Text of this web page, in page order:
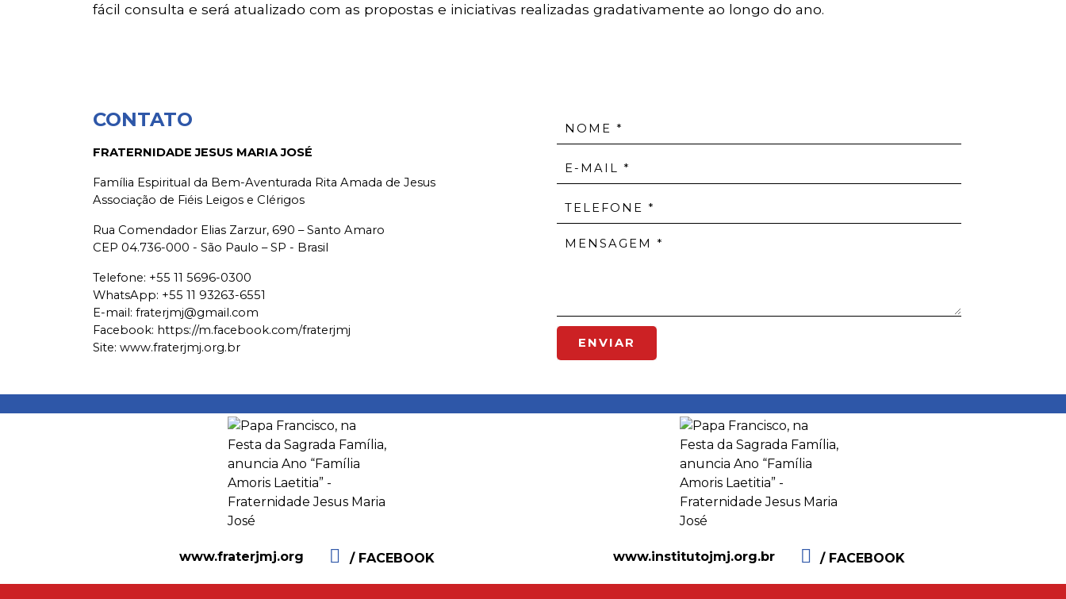
fácil consulta e será atualizado com as propostas e iniciativas realizadas gradativamente ao longo do ano.
CONTATO
FRATERNIDADE JESUS MARIA JOSÉ
Família Espiritual da Bem-Aventurada Rita Amada de Jesus
Associação de Fiéis Leigos e Clérigos
Rua Comendador Elias Zarzur, 690 – Santo Amaro
CEP 04.736-000 - São Paulo – SP - Brasil
Telefone: +55 11 5696-0300
WhatsApp: +55 11 93263-6551
E-mail: fraterjmj@gmail.com
Facebook: https://m.facebook.com/fraterjmj
Site: www.fraterjmj.org.br
ENVIAR
www.fraterjmj.org / FACEBOOK www.institutojmj.org.br / FACEBOOK